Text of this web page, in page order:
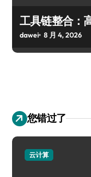
工具链整合：
dawei 8 月 4, 2026
您错过了
云计算